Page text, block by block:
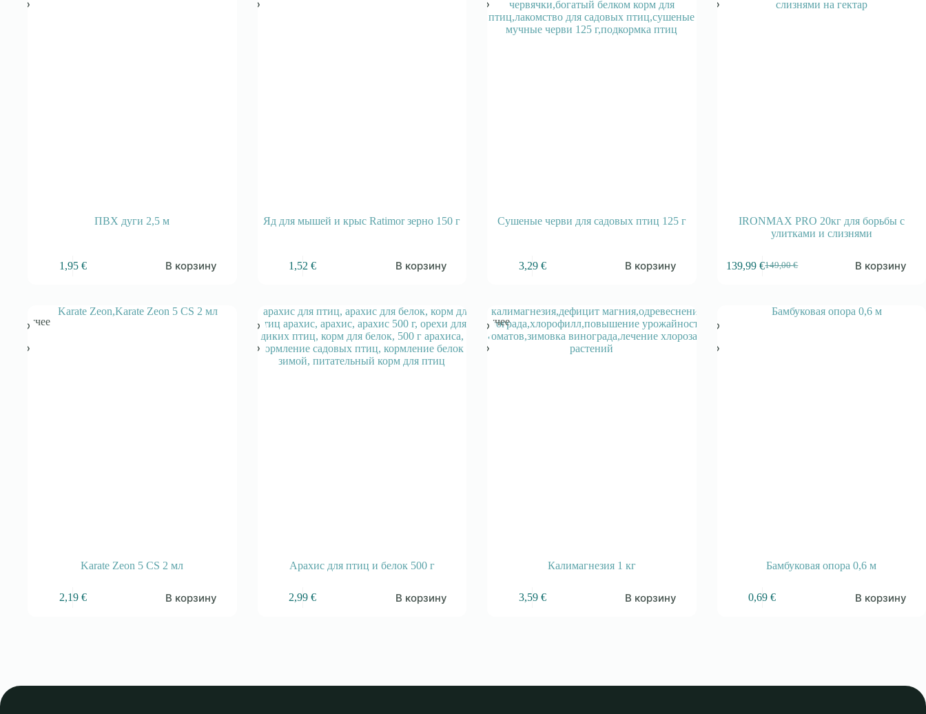
ПВХ дуги 2,5 м
1,95 € В корзину
Яд для мышей и крыс Ratimor зерно 150 г
1,52€ В корзину
Сушеные черви для садовых птиц 125 г
3,29 € В корзину
IRONMAX PRO 20кг для борьбы с
улитками и слизнями
149,00€
Первоначальная
149,00 €.
139,99€Текущая
В корзину
Горячее
Karate Zeon 5 CS 2 мл
2,19 € В корзину
Арахис для птиц и белок 500 г
2,99€ В корзину
Горячее
Калимагнезия 1 кг
3,59 € В корзину
Бамбуковая опора 0,6 м
0,69€ В корзину